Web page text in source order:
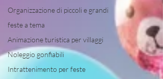
Organizzazione di piccoli e grandi
feste a tema
Animazione turistica per villaggi
Noleggio gonfiabili
Intrattenimento per feste